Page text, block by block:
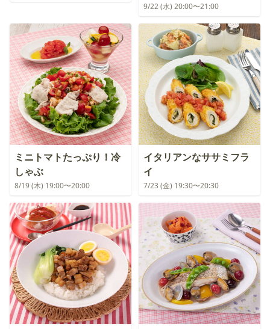
9/22 (水) 20:00〜21:00
ミニトマトたっぷり！冷
しゃぶ
8/19 (木) 19:00〜20:00
イタリアンなササミフラ
イ
7/23 (金) 19:30〜20:30